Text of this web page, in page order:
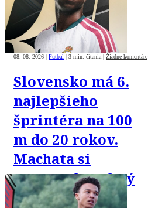
08. 08. 2026 | Futbal | 3 min. čítania | Žiadne komentáre
Slovensko má 6.
najlepšieho
šprintéra na 100
m do 20 rokov.
Machata si
vyrovnal osobný
rekord